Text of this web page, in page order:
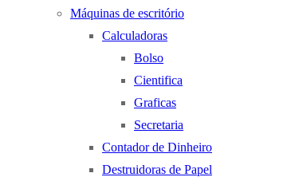
Máquinas de escritório
Calculadoras
Bolso
Cientifica
Graficas
Secretaria
Contador de Dinheiro
Destruidoras de Papel